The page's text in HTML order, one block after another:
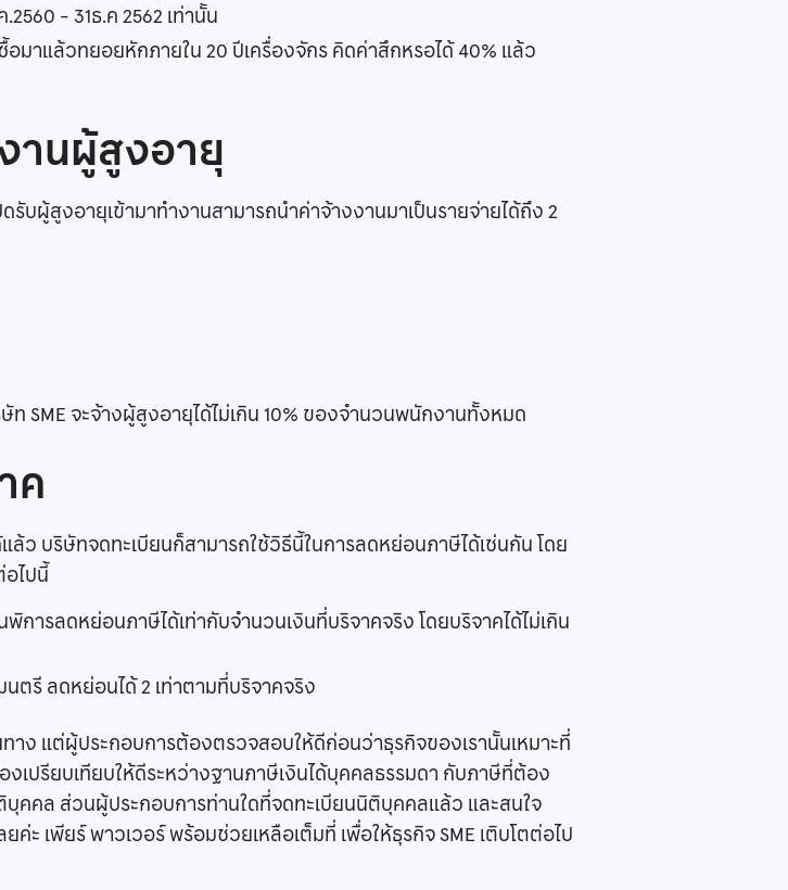
- 31ธ.ค 2562 เท่านั้น
อมาแล้วทยอยหักภายใน 20 ปีเครื่องจักร คิดค่าสึกหรอได้ 40% แล้ว
านผู้สูงอายุ
บผู้สูงอายุเข้ามาทำงานสามารถนำค่าจ้างงานมาเป็นรายจ่ายได้ถึง 2
ท SME จะจ้างผู้สูงอายุได้ไม่เกิน 10% ของจำนวนพนักงานทั้งหมด
ค
ว บริษัทจดทะเบียนก็สามารถใช้วิธีนี้ในการลดหย่อนภาษีได้เช่นกัน โดย
อไปนี้
รลดหย่อนภาษีได้เท่ากับจำนวนเงินที่บริจาคจริง โดยบริจาคได้ไม่เกิน
ตรี ลดหย่อนได้ 2 เท่าตามที่บริจาคจริง
ง แต่ผู้ประกอบการต้องตรวจสอบให้ดีก่อนว่าธุรกิจของเรานั้นเหมาะที่
งเปรียบเทียบให้ดีระหว่างฐานภาษีเงินได้บุคคลธรรมดา กับภาษีที่ต้อง
คล ส่วนผู้ประกอบการท่านใดที่จดทะเบียนนิติบุคคลแล้ว และสนใจ
ะ เพียร์ พาวเวอร์ พร้อมช่วยเหลือเต็มที่ เพื่อให้ธุรกิจ SME เติบโตต่อไป